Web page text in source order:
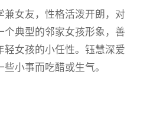
兼女友，性格活泼开朗，对
个典型的邻家女孩形象，善
轻女孩的小任性。钰慧深爱
小事而吃醋或生气。